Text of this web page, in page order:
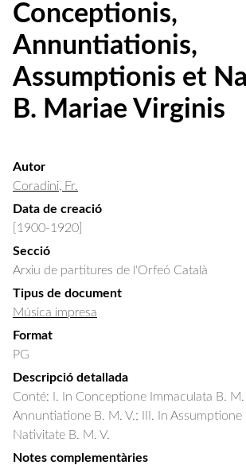
Conceptionis,
Annuntiationis,
Assumptionis et
B. Mariae Virginis
Autor
Coradini, Fr.
Data de creació
[1900-1920]
Secció
Arxiu de partitures de l'Orfeó Català
Tipus de document
Música impresa
Format
PG
Descripció detallada
Conté: I. In Conceptione Immaculata B. M.
Annuntiatione B. M. V.; III. In Assumptione
Nativitate B. M. V.
Notes complementàries